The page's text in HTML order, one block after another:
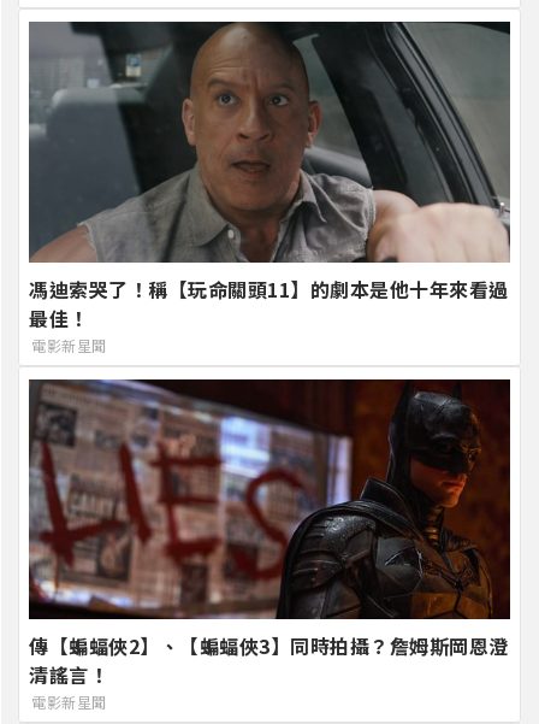
馮迪索哭了！稱【玩命關頭11】的劇本是他十年來看過
最佳！
電影新星聞
傳【蝙蝠俠2】、【蝙蝠俠3】同時拍攝？詹姆斯岡恩澄
清謠言！
電影新星聞